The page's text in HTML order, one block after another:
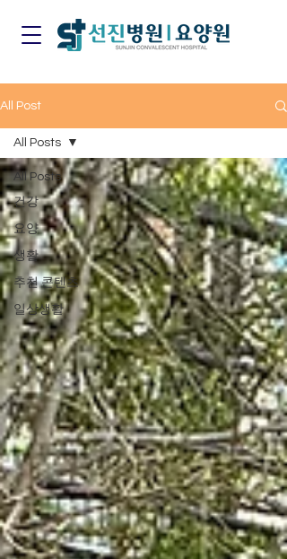
All Post
All Posts
건강
요양
생활
추천 콘텐츠
일상생활
All Posts